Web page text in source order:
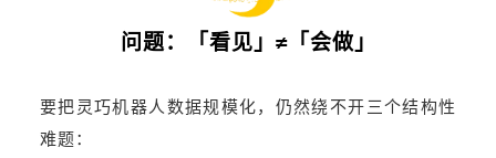
问题：「看见」≠「会做」
要把灵巧机器人数据规模化，仍然绕不开三个结构性
难题：